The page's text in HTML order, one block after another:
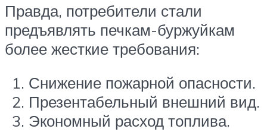
Правда, потребители стали
предъявлять печкам-буржуйкам
более жесткие требования:
Снижение пожарной опасности.
Презентабельный внешний вид.
Экономный расход топлива.